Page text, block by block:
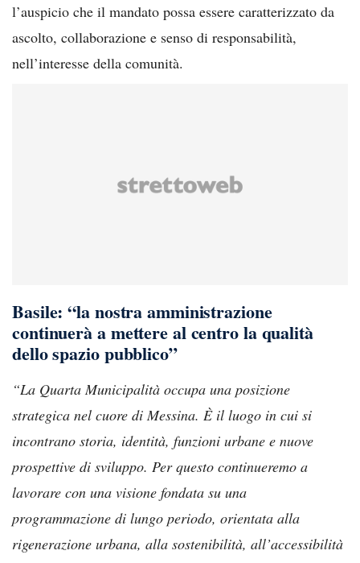
l’auspicio che il mandato possa essere caratterizzato da
ascolto, collaborazione e senso di responsabilità,
nell’interesse della comunità.
Basile: “la nostra amministrazione
continuerà a mettere al centro la qualità
dello spazio pubblico”
“La Quarta Municipalità occupa una posizione
strategica nel cuore di Messina. È il luogo in cui si
incontrano storia, identità, funzioni urbane e nuove
prospettive di sviluppo. Per questo continueremo a
lavorare con una visione fondata su una
programmazione di lungo periodo, orientata alla
rigenerazione urbana, alla sostenibilità, all’accessibilità